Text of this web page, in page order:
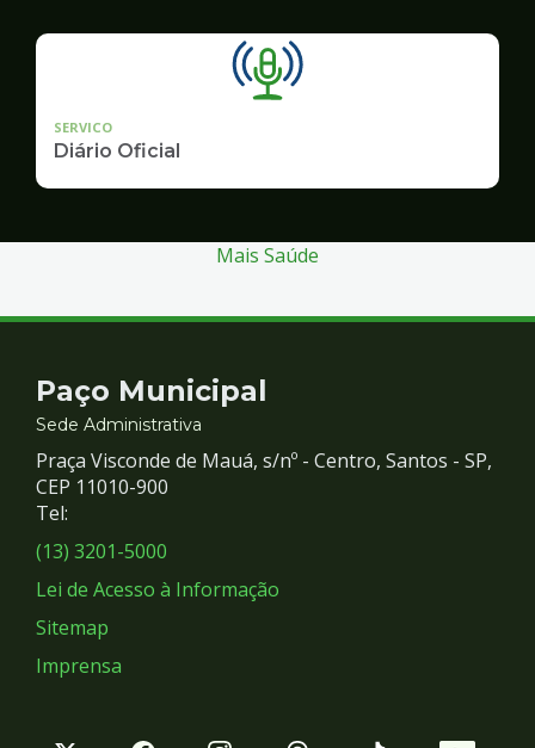
SERVICO
Diário Oficial
Mais Saúde
Contato
e
Redes
Sociais
Paço Municipal
Sede Administrativa
Praça Visconde de Mauá, s/nº - Centro, Santos - SP,
CEP 11010-900
Tel:
(13) 3201-5000
Lei de Acesso à Informação
Sitemap
Imprensa